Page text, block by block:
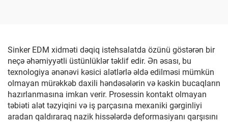
Sinker EDM xidməti dəqiq istehsalatda özünü göstərən bir
neçə əhəmiyyətli üstünlüklər təklif edir. Ən əsası, bu
texnologiya ənənəvi kəsici alətlərlə əldə edilməsi mümkün
olmayan mürəkkəb daxili həndəsələrin və kəskin bucaqların
hazırlanmasına imkan verir. Prosessin kontakt olmayan
təbiəti alət təzyiqini və iş parçasına mexaniki gərginliyi
aradan qaldıraraq nazik hissələrdə deformasiyanı qarşısını